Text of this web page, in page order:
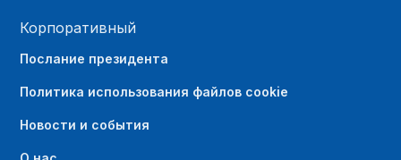
Корпоративный
Послание президента
Политика использования файлов cookie
Новости и события